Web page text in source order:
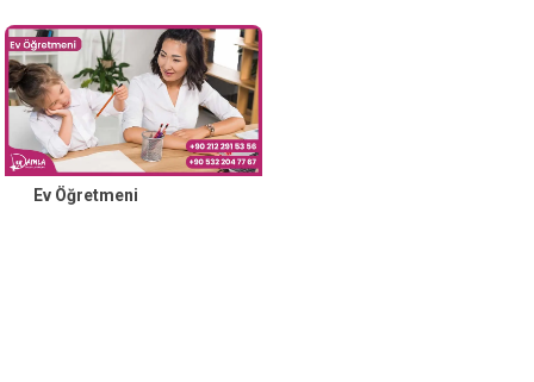
Ev Öğretmeni